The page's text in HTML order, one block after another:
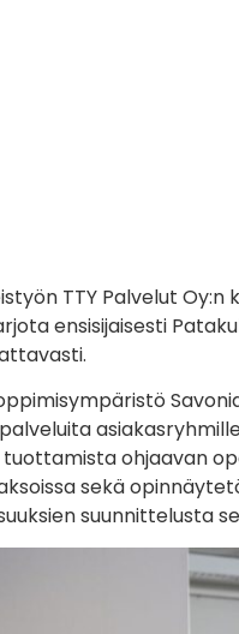
TTY Palvelut Oy:n
ensisijaisesti
ohjaavan
sekä
suunnittelusta